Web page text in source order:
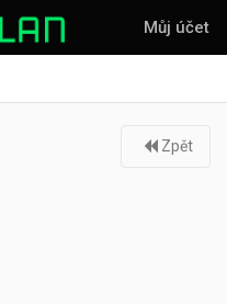
Můj účet
Zpět